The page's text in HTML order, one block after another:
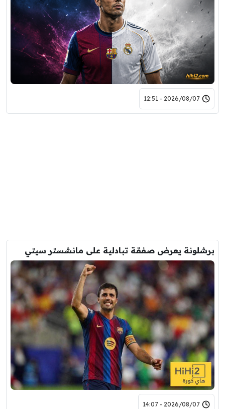
2026/08/07 - 12:51
برشلونة يعرض صفقة تبادلية على مانشستر سيتي
2026/08/07 - 14:07